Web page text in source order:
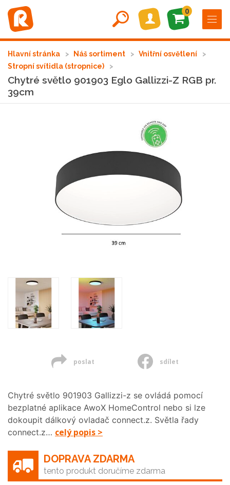
0
Hlavní stránka Náš sortiment
Vnitřní osvětlení
Stropní svítidla (stropnice)
Chytré světlo 901903 Eglo Gallizzi-Z RGB pr.
39cm
poslat sdílet
Chytré světlo 901903 Gallizzi-z se ovládá pomocí
bezplatné aplikace AwoX HomeControl nebo si lze
dokoupit dálkový ovladač connect.z. Světla řady
connect.z… celý popis >
DOPRAVA ZDARMA
tento produkt doručíme zdarma